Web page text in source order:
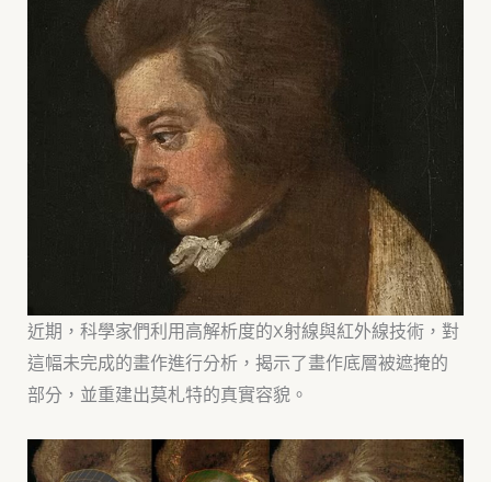
近期，科學家們利用高解析度的X射線與紅外線技術，對
這幅未完成的畫作進行分析，揭示了畫作底層被遮掩的
部分，並重建出莫札特的真實容貌。